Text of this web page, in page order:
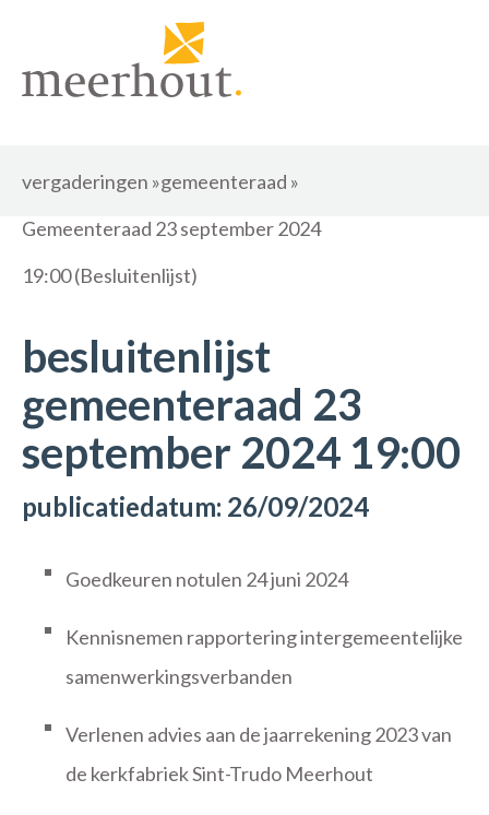
vergaderingen »gemeenteraad »
Gemeenteraad 23 september 2024
19:00 (Besluitenlijst)
besluitenlijst
gemeenteraad 23
september 2024 19:00
publicatiedatum: 26/09/2024
Goedkeuren notulen 24 juni 2024
Kennisnemen rapportering intergemeentelijke
samenwerkingsverbanden
Verlenen advies aan de jaarrekening 2023 van
de kerkfabriek Sint-Trudo Meerhout